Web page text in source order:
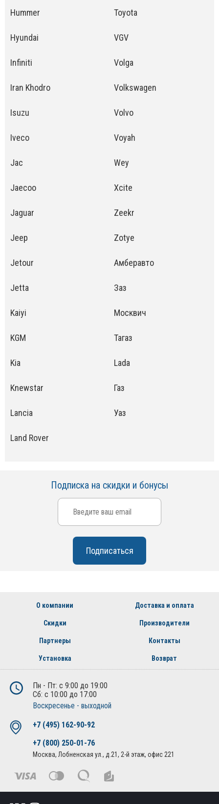
Hummer
Hyundai
Infiniti
Iran Khodro
Isuzu
Iveco
Jac
Jaecoo
Jaguar
Jeep
Jetour
Jetta
Kaiyi
KGM
Kia
Knewstar
Lancia
Land Rover
Toyota
VGV
Volga
Volkswagen
Volvo
Voyah
Wey
Xcite
Zeekr
Zotye
Амберавто
Заз
Москвич
Тагаз
Lada
Газ
Уаз
Подписка на скидки и бонусы
О компании Доставка и оплата
Скидки Производители
Партнеры Контакты
Установка Возврат
Пн - Пт: с 9:00 до 19:00
Сб: с 10:00 до 17:00
Воскресенье - выходной
+7 (495) 162-90-92
+7 (800) 250-01-76
Москва, Лобненская ул., д.21, 2-й этаж, офис 221